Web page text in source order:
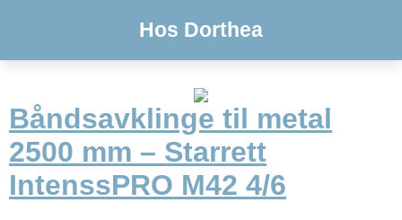
Hos Dorthea
Båndsavklinge til metal
2500 mm – Starrett
IntenssPRO M42 4/6